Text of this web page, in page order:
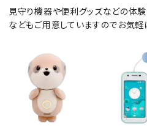
見守り機器や便利グッズなどの体
などもご用意していますのでお気軽